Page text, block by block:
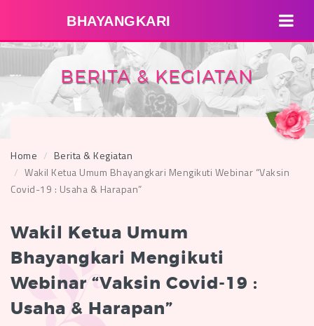
BHAYANGKARI
BERITA & KEGIATAN
Home
Berita & Kegiatan
Wakil Ketua Umum Bhayangkari Mengikuti Webinar “Vaksin
Covid-19 : Usaha & Harapan”
Wakil Ketua Umum
Bhayangkari Mengikuti
Webinar “Vaksin Covid-19 :
Usaha & Harapan”